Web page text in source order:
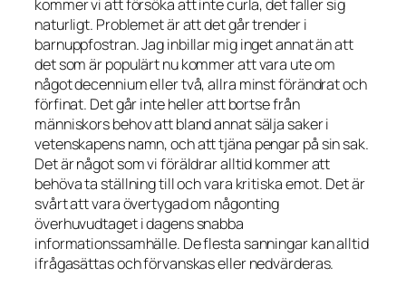
kommer vi att försöka att inte curla, det faller sig
naturligt. Problemet är att det går trender i
barnuppfostran. Jag inbillar mig inget annat än att
det som är populärt nu kommer att vara ute om
något decennium eller två, allra minst förändrat och
förfinat. Det går inte heller att bortse från
människors behov att bland annat sälja saker i
vetenskapens namn, och att tjäna pengar på sin sak.
Det är något som vi föräldrar alltid kommer att
behöva ta ställning till och vara kritiska emot. Det är
svårt att vara övertygad om någonting
överhuvudtaget i dagens snabba
informationssamhälle. De flesta sanningar kan alltid
ifrågasättas och förvanskas eller nedvärderas.